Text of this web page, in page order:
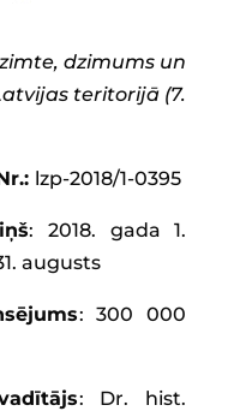
dzimums un
teritorijā (7.
lzp-2018/1-0395
: 2018. gada 1.
augusts
: 300 000
: Dr. hist.